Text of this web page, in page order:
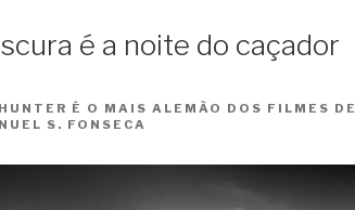
é a noite do caçador
É O MAIS ALEMÃO DOS FILMES DE
S. FONSECA